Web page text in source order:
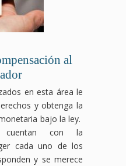
al
en esta área le
y obtenga la
bajo la ley.
cuentan con la
cada uno de los
y se merece